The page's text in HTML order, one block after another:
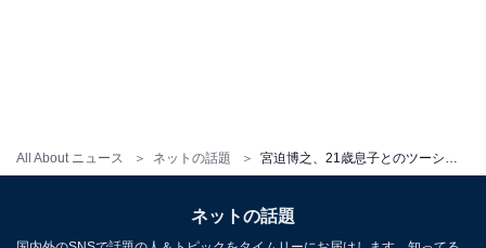
All About ニュース ネットの話題
ネットの話題